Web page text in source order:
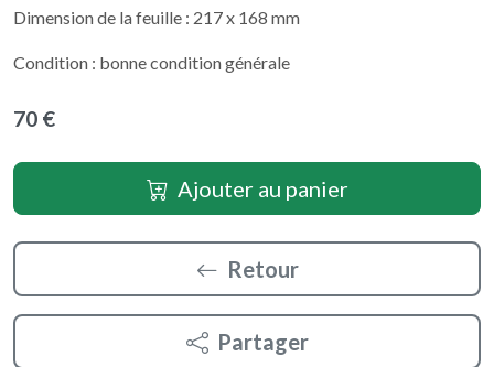
Dimension de la feuille : 217 x 168 mm
Condition : bonne condition générale
70 €
Ajouter au panier
Retour
Partager